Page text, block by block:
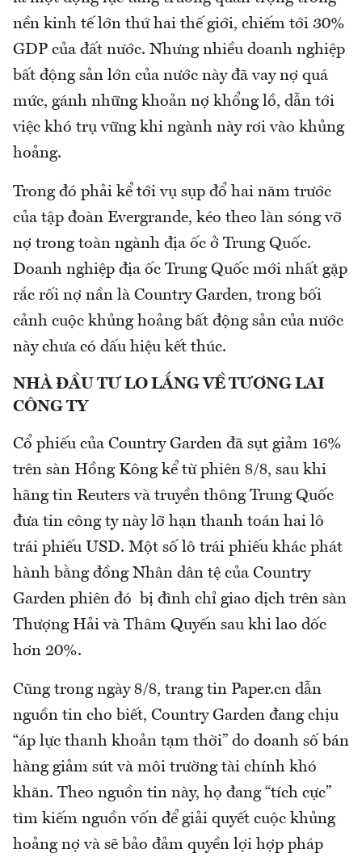
nền kinh tế lớn thứ hai thế giới, chiếm tới 30%
GDP của đất nước. Nhưng nhiều doanh nghiệp
bất động sản lớn của nước này đã vay nợ quá
mức, gánh những khoản nợ khổng lồ, dẫn tới
việc khó trụ vững khi ngành này rơi vào khủng
hoảng.
Trong đó phải kể tới vụ sụp đổ hai năm trước
của tập đoàn Evergrande, kéo theo làn sóng vỡ
nợ trong toàn ngành địa ốc ở Trung Quốc.
Doanh nghiệp địa ốc Trung Quốc mới nhất gặp
rắc rối nợ nần là Country Garden, trong bối
cảnh cuộc khủng hoảng bất động sản của nước
này chưa có dấu hiệu kết thúc.
NHÀ ĐẦU TƯ LO LẮNG VỀ TƯƠNG LAI
CÔNG TY
Cổ phiếu của Country Garden đã sụt giảm 16%
trên sàn Hồng Kông kể từ phiên 8/8, sau khi
hãng tin Reuters và truyền thông Trung Quốc
đưa tin công ty này lỡ hạn thanh toán hai lô
trái phiếu USD. Một số lô trái phiếu khác phát
hành bằng đồng Nhân dân tệ của Country
Garden phiên đó bị đình chỉ giao dịch trên sàn
Thượng Hải và Thâm Quyến sau khi lao dốc
hơn 20%.
Cũng trong ngày 8/8, trang tin Paper.cn dẫn
nguồn tin cho biết, Country Garden đang chịu
“áp lực thanh khoản tạm thời” do doanh số bán
hàng giảm sút và môi trường tài chính khó
khăn. Theo nguồn tin này, họ đang “tích cực”
tìm kiếm nguồn vốn để giải quyết cuộc khủng
hoảng nợ và sẽ bảo đảm quyền lợi hợp pháp